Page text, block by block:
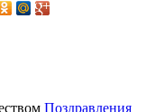
Поздравления